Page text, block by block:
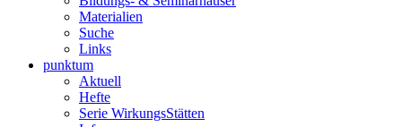
Materialien
Suche
Links
punktum
Aktuell
Hefte
Serie WirkungsStätten